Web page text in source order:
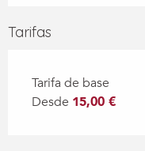
Tarifas
Tarifa de base
Desde 15,00 €